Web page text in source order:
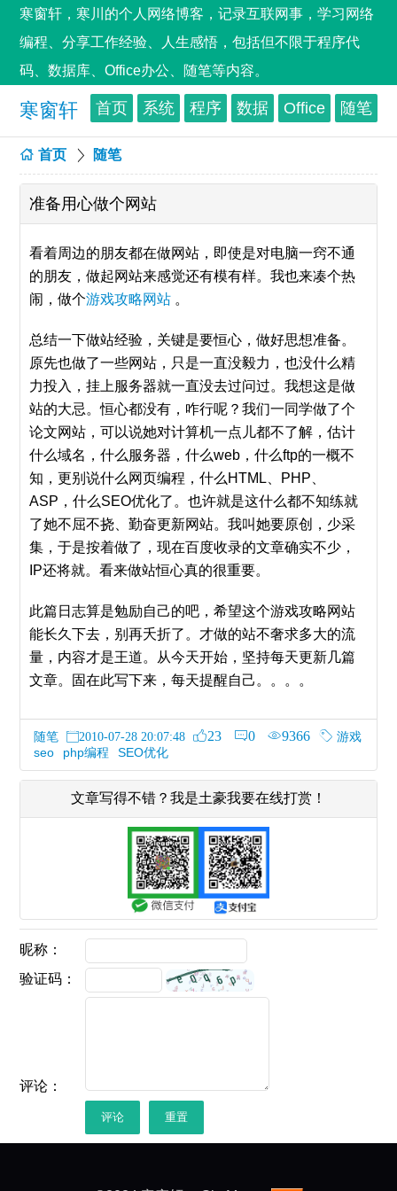
寒窗轩，寒川的个人网络博客，记录互联网事，学习网络
编程、分享工作经验、人生感悟，包括但不限于程序代
码、数据库、Office办公、随笔等内容。
寒窗轩 首页 系统 程序 数据 Office 随笔
首页 随笔
准备用心做个网站
看着周边的朋友都在做网站，即使是对电脑一窍不通
的朋友，做起网站来感觉还有模有样。我也来凑个热
闹，做个游戏攻略网站 。
总结一下做站经验，关键是要恒心，做好思想准备。
原先也做了一些网站，只是一直没毅力，也没什么精
力投入，挂上服务器就一直没去过问过。我想这是做
站的大忌。恒心都没有，咋行呢？我们一同学做了个
论文网站，可以说她对计算机一点儿都不了解，估计
什么域名，什么服务器，什么web，什么ftp的一概不
知，更别说什么网页编程，什么HTML、PHP、
ASP，什么SEO优化了。也许就是这什么都不知练就
了她不屈不挠、勤奋更新网站。我叫她要原创，少采
集，于是按着做了，现在百度收录的文章确实不少，
IP还将就。看来做站恒心真的很重要。
此篇日志算是勉励自己的吧，希望这个游戏攻略网站
能长久下去，别再夭折了。才做的站不奢求多大的流
量，内容才是王道。从今天开始，坚持每天更新几篇
文章。固在此写下来，每天提醒自己。。。。
随笔 2010-07-28 20:07:48 23 0 9366
游戏
seo
php编程 SEO优化
文章写得不错？我是土豪我要在线打赏！
昵称：
验证码：
评论：
评论 重置